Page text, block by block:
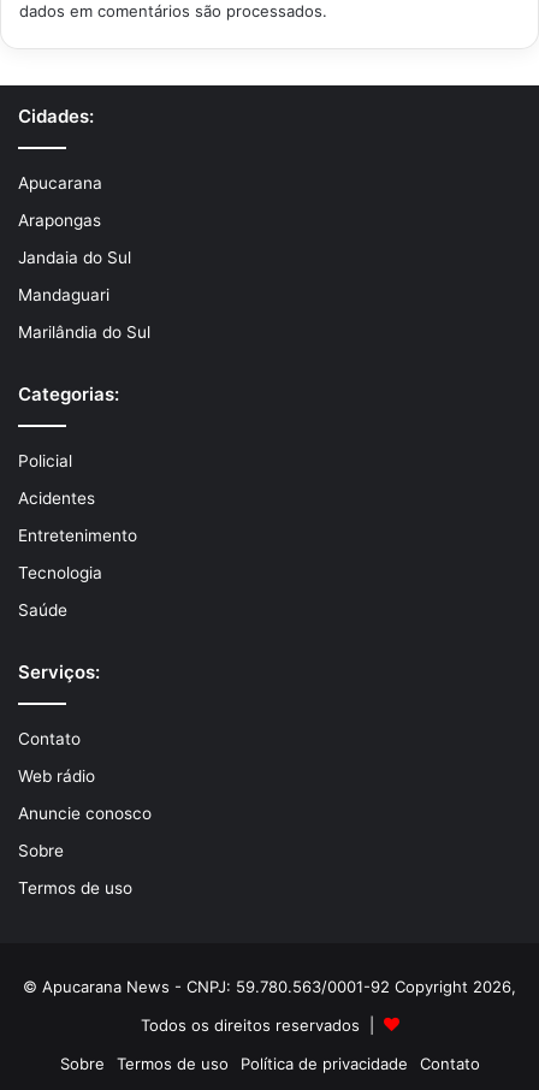
dados em comentários são processados.
Cidades:
Apucarana
Arapongas
Jandaia do Sul
Mandaguari
Marilândia do Sul
Categorias:
Policial
Acidentes
Entretenimento
Tecnologia
Saúde
Serviços:
Contato
Web rádio
Anuncie conosco
Sobre
Termos de uso
© Apucarana News - CNPJ: 59.780.563/0001-92 Copyright 2026,
Todos os direitos reservados |
Sobre
Termos de uso Política de privacidade Contato